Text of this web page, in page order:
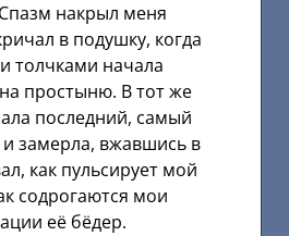
накрыл меня
в подушку, когда
начала
простыню. В тот же
последний, самый
и замерла, вжавшись в
как пульсирует мой
содрогаются мои
её бёдер.